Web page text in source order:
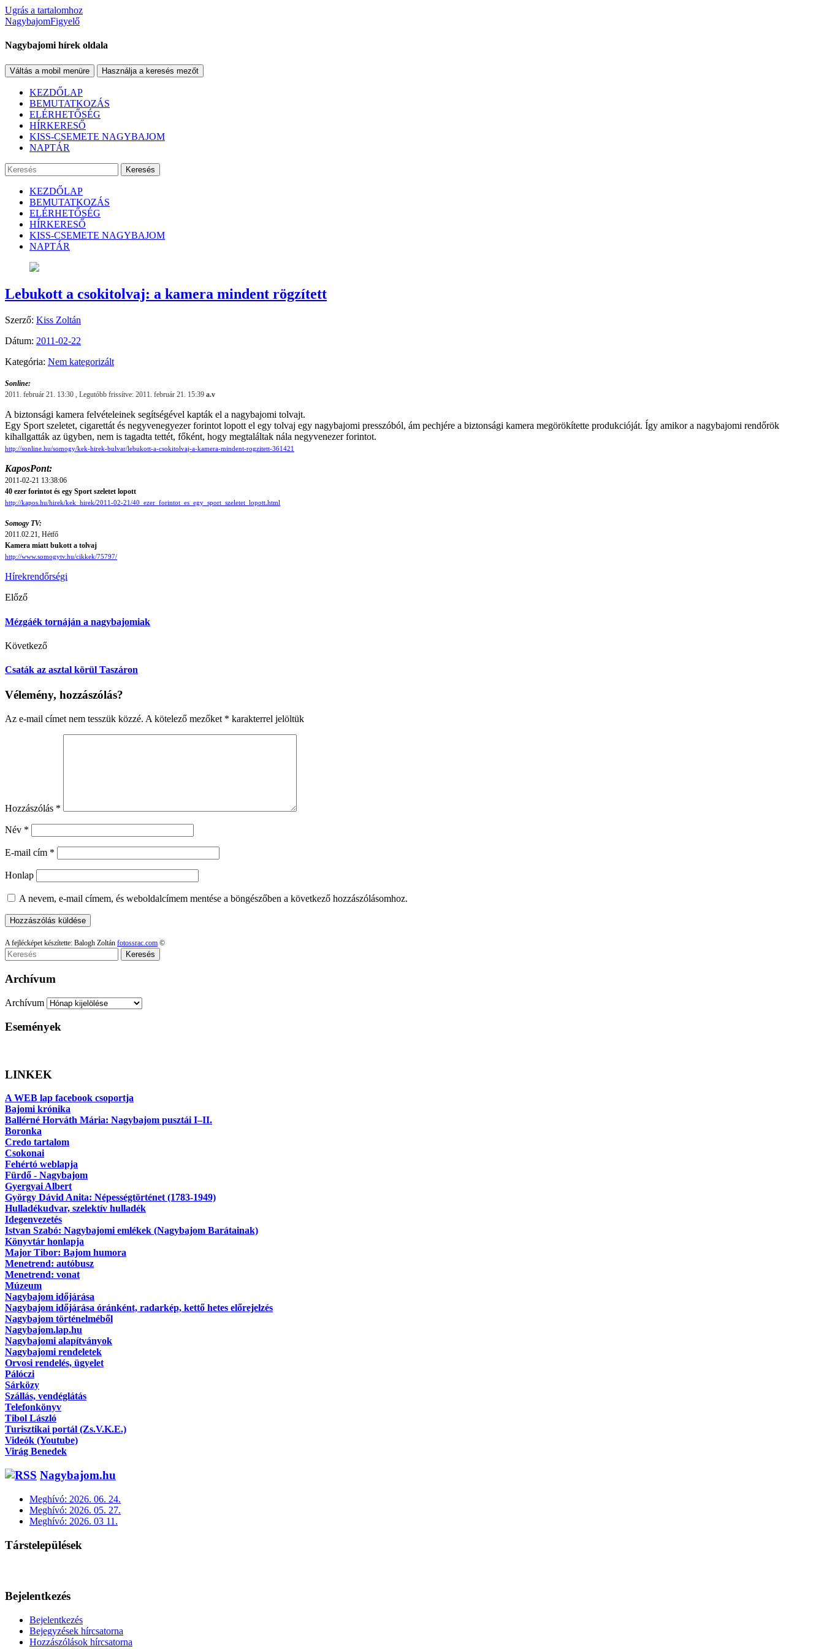
Ugrás a tartalomhoz
NagybajomFigyelő
Nagybajomi hírek oldala
Váltás a mobil menüre Használja a keresés mezőt
KEZDŐLAP
BEMUTATKOZÁS
ELÉRHETŐSÉG
HÍRKERESŐ
KISS-CSEMETE NAGYBAJOM
NAPTÁR
Keresés
KEZDŐLAP
BEMUTATKOZÁS
ELÉRHETŐSÉG
HÍRKERESŐ
KISS-CSEMETE NAGYBAJOM
NAPTÁR
Lebukott a csokitolvaj: a kamera mindent rögzített
Szerző: Kiss Zoltán
Dátum: 2011-02-22
Kategória: Nem kategorizált
Sonline:
2011. február 21. 13:30 , Legutóbb frissítve: 2011. február 21. 15:39 a.v
A biztonsági kamera felvételeinek segítségével kapták el a nagybajomi tolvajt.
Egy Sport szeletet, cigarettát és negyvenegyezer forintot lopott el egy tolvaj egy nagybajomi presszóból, ám pechjére a biztonsági kamera megörökítette produkcióját. Így amikor a nagybajomi rendőrök
kihallgatták az ügyben, nem is tagadta tettét, főként, hogy megtaláltak nála negyvenezer forintot.
http://sonline.hu/somogy/kek-hirek-bulvar/lebukott-a-csokitolvaj-a-kamera-mindent-rogzitett-361421
KaposPont:
2011-02-21 13:38:06
40 ezer forintot és egy Sport szeletet lopott
http://kapos.hu/hirek/kek_hirek/2011-02-21/40_ezer_forintot_es_egy_sport_szeletet_lopott.html
Somogy TV:
2011.02.21, Hétfő
Kamera miatt bukott a tolvaj
http://www.somogytv.hu/cikkek/75797/
Hírekrendőrségi
Előző
Mézgáék tornáján a nagybajomiak
Következő
Csaták az asztal körül Taszáron
Vélemény, hozzászólás?
Az e-mail címet nem tesszük közzé. A kötelező mezőket * karakterrel jelöltük
Hozzászólás *
Név *
E-mail cím *
Honlap
A nevem, e-mail címem, és weboldalcímem mentése a böngészőben a következő hozzászólásomhoz.
A fejlécképet készítette: Balogh Zoltán fotossrac.com ©
Keresés
Archívum
Archívum
Események
LINKEK
A WEB lap facebook csoportja
Bajomi krónika
Ballérné Horváth Mária: Nagybajom pusztái I–II.
Boronka
Credo tartalom
Csokonai
Fehértó weblapja
Fürdő - Nagybajom
Gyergyai Albert
György Dávid Anita: Népességtörténet (1783-1949)
Hulladékudvar, szelektív hulladék
Idegenvezetés
Istvan Szabó: Nagybajomi emlékek (Nagybajom Barátainak)
Könyvtár honlapja
Major Tibor: Bajom humora
Menetrend: autóbusz
Menetrend: vonat
Múzeum
Nagybajom időjárása
Nagybajom időjárása óránként, radarkép, kettő hetes előrejelzés
Nagybajom történelméből
Nagybajom.lap.hu
Nagybajomi alapítványok
Nagybajomi rendeletek
Orvosi rendelés, ügyelet
Pálóczi
Sárközy
Szállás, vendéglátás
Telefonkönyv
Tibol László
Turisztikai portál (Zs.V.K.E.)
Videók (Youtube)
Virág Benedek
Nagybajom.hu
Meghívó: 2026. 06. 24.
Meghívó: 2026. 05. 27.
Meghívó: 2026. 03 11.
Társtelepülések
Bejelentkezés
Bejelentkezés
Bejegyzések hírcsatorna
Hozzászólások hírcsatorna